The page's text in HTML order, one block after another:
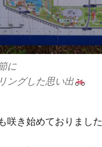
に
ングした思い出
咲き始めておりました